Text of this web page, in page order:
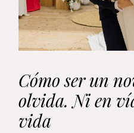
Cómo ser un
olvida. Ni en
vida